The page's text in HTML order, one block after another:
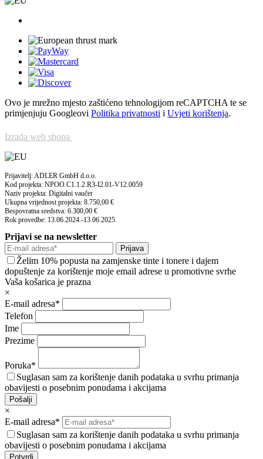
Ovo je mrežno mjesto zaštićeno tehnologijom reCAPTCHA te se
primjenjuju Googleovi Politika privatnosti i Uvjeti korištenja.
Izrada web shopa
Prijavitelj: ADLER GmbH d.o.o.
Kod projekta: NPOO.C1.1.2.R3-I2.01-V12.0059
Naziv projekta: Digitalni vaučer
Ukupna vrijednost projekta: 8.750,00 €
Bespovratna sredstva: 6.300,00 €
Rok provedbe: 13.06.2024.-13.06.2025.
Prijavi se na newsletter
Prijava
Želim 10% popusta na zamjenske tinte i tonere i dajem
dopuštenje za korištenje moje email adrese u promotivne svrhe
Vaša košarica je prazna
×
E-mail adresa*
Telefon
Ime
Prezime
Poruka*
Suglasan sam za korištenje danih podataka u svrhu primanja
obavijesti o posebnim ponudama i akcijama
Pošalji
×
E-mail adresa*
Suglasan sam za korištenje danih podataka u svrhu primanja
obavijesti o posebnim ponudama i akcijama